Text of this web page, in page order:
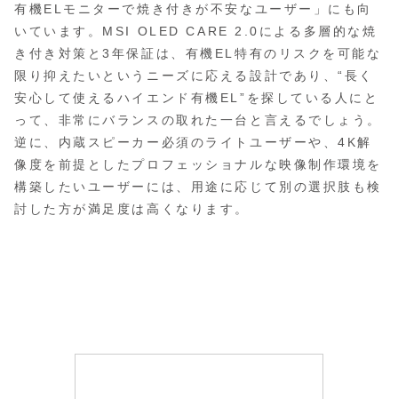
有機ELモニターで焼き付きが不安なユーザー」にも向
いています。MSI OLED CARE 2.0による多層的な焼
き付き対策と3年保証は、有機EL特有のリスクを可能な
限り抑えたいというニーズに応える設計であり、“長く
安心して使えるハイエンド有機EL”を探している人にと
って、非常にバランスの取れた一台と言えるでしょう。
逆に、内蔵スピーカー必須のライトユーザーや、4K解
像度を前提としたプロフェッショナルな映像制作環境を
構築したいユーザーには、用途に応じて別の選択肢も検
討した方が満足度は高くなります。